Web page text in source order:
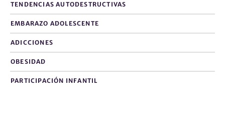
TENDENCIAS AUTODESTRUCTIVAS
EMBARAZO ADOLESCENTE
ADICCIONES
OBESIDAD
PARTICIPACIÓN INFANTIL